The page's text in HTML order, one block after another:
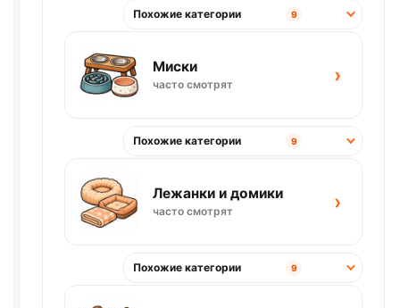
Похожие категории 9
Миски
часто смотрят ›
Похожие категории 9
Лежанки и домики
часто смотрят ›
Похожие категории 9